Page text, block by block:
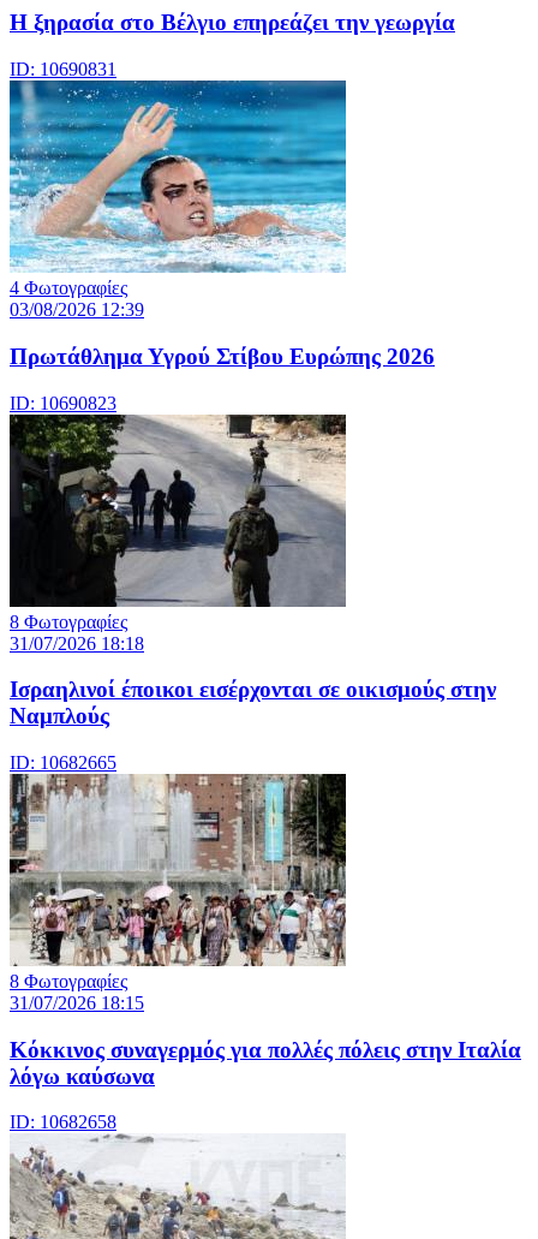
Η ξηρασία στο Βέλγιο επηρεάζει την γεωργία
ID: 10690831
4 Φωτογραφίες
03/08/2026 12:39
Πρωτάθλημα Υγρού Στίβου Ευρώπης 2026
ID: 10690823
8 Φωτογραφίες
31/07/2026 18:18
Ισραηλινοί έποικοι εισέρχονται σε οικισμούς στην
Ναμπλούς
ID: 10682665
8 Φωτογραφίες
31/07/2026 18:15
Κόκκινος συναγερμός για πολλές πόλεις στην Ιταλία
λόγω καύσωνα
ID: 10682658